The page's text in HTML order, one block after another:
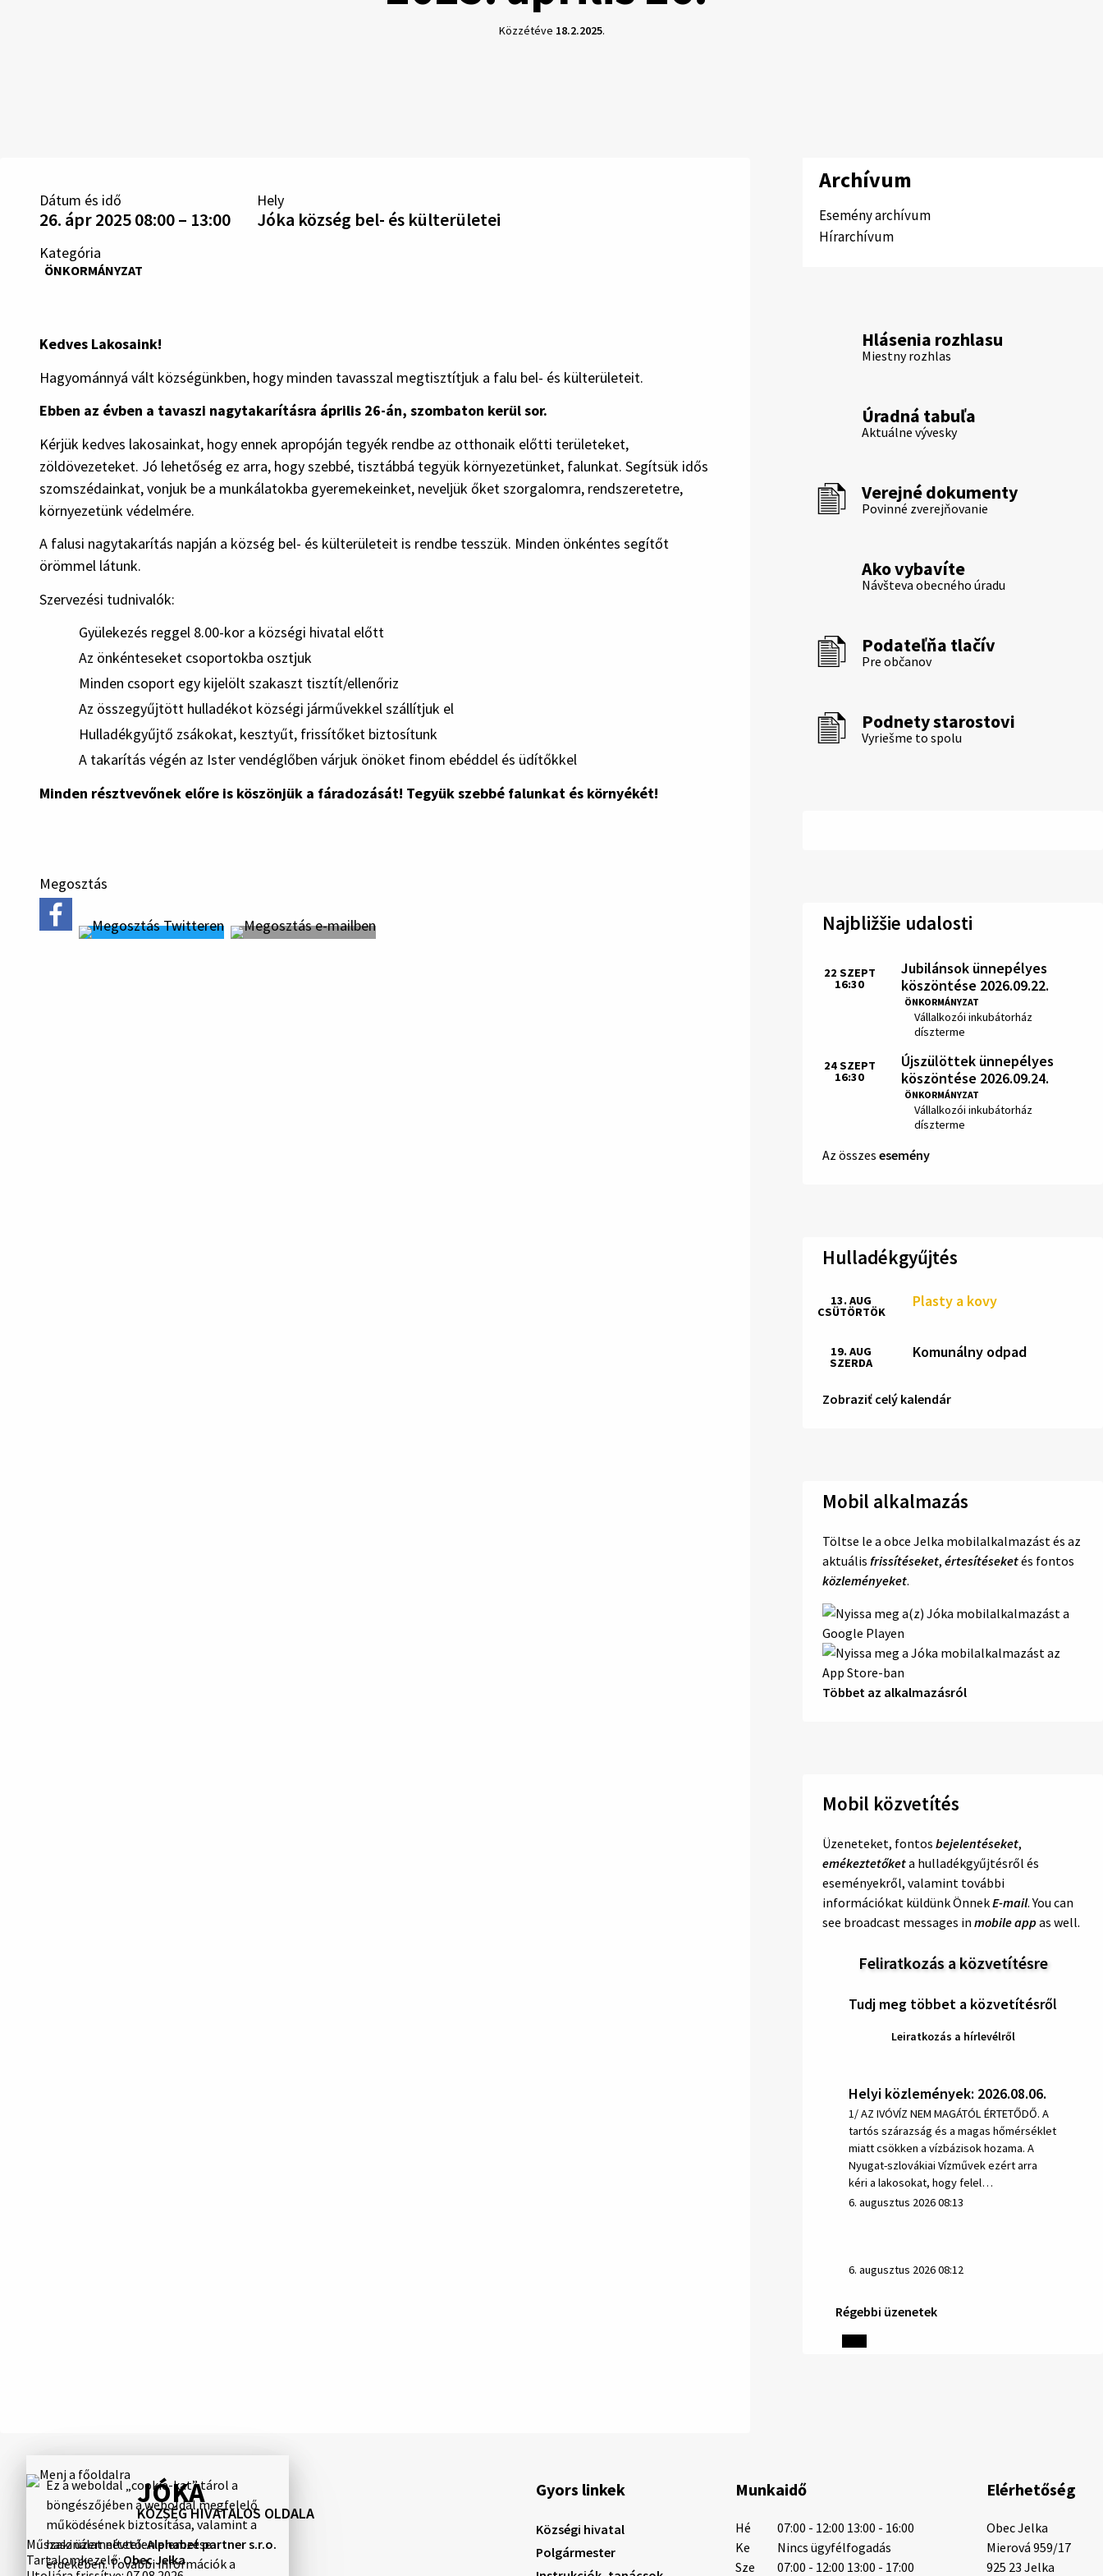
Ez a weboldal „cookie-kat” tárol a
böngészőjében a weboldal megfelelő
működésének biztosítása, valamint a
használat névtelen elemzése
érdekében. További információk a
Közzétéve 18.2.2025.
Dátum és idő
26. ápr 2025 08:00 – 13:00
Hely
Jóka község bel- és külterületei
Kategória
ÖNKORMÁNYZAT
Kedves Lakosaink!
Hagyománnyá vált községünkben, hogy minden tavasszal megtisztítjuk a falu bel- és külterületeit.
Ebben az évben a tavaszi nagytakarításra április 26-án, szombaton kerül sor.
Kérjük kedves lakosainkat, hogy ennek apropóján tegyék rendbe az otthonaik előtti területeket,
zöldövezeteket. Jó lehetőség ez arra, hogy szebbé, tisztábbá tegyük környezetünket, falunkat. Segítsük idős
szomszédainkat, vonjuk be a munkálatokba gyeremekeinket, neveljük őket szorgalomra, rendszeretetre,
környezetünk védelmére.
A falusi nagytakarítás napján a község bel- és külterületeit is rendbe tesszük. Minden önkéntes segítőt
örömmel látunk.
Szervezési tudnivalók:
Gyülekezés reggel 8.00-kor a községi hivatal előtt
Az önkénteseket csoportokba osztjuk
Minden csoport egy kijelölt szakaszt tisztít/ellenőriz
Az összegyűjtött hulladékot községi járművekkel szállítjuk el
Hulladékgyűjtő zsákokat, kesztyűt, frissítőket biztosítunk
A takarítás végén az Ister vendéglőben várjuk önöket finom ebéddel és üdítőkkel
Minden résztvevőnek előre is köszönjük a fáradozását! Tegyük szebbé falunkat és környékét!
Megosztás
Archívum
Esemény archívum
Hírarchívum
Hlásenia rozhlasu
Miestny rozhlas
Úradná tabuľa
Aktuálne vývesky
Verejné dokumenty
Povinné zverejňovanie
Ako vybavíte
Návšteva obecného úradu
Podateľňa tlačív
Pre občanov
Podnety starostovi
Vyriešme to spolu
Najbližšie udalosti
Jubilánsok ünnepélyes
köszöntése 2026.09.22.
ÖNKORMÁNYZAT
Hely:
Vállalkozói inkubátorház
díszterme
Idő:
22 SZEPT
16:30
Újszülöttek ünnepélyes
köszöntése 2026.09.24.
ÖNKORMÁNYZAT
Hely:
Vállalkozói inkubátorház
díszterme
Idő:
24SZEPT
16:30
Az összes esemény
Hulladékgyűjtés
Plasty a kovy
13. AUG
CSÜTÖRTÖK
Komunálny odpad
19. AUG
SZERDA
Zobraziť celý kalendár
Mobil alkalmazás
Töltse le a obce Jelka mobilalkalmazást és az
aktuális frissítéseket, értesítéseketés fontos
közleményeket.
Többet az alkalmazásról
Mobil közvetítés
Üzeneteket, fontos bejelentéseket,
emékeztetőketa hulladékgyűjtésről és
eseményekről, valamint további
információkat küldünk ÖnnekE-mail. You can
see broadcast messages in mobile app as well.
Feliratkozás a közvetítésre
Tudj meg többet a közvetítésről
Leiratkozás a hírlevélről
Helyi közlemények: 2026.08.06.
1/ AZ IVÓVÍZ NEM MAGÁTÓL ÉRTETŐDŐ. A
tartós szárazság és a magas hőmérséklet
miatt csökken a vízbázisok hozama. A
Nyugat-szlovákiai Vízművek ezért arra
kéri a lakosokat, hogy felel…
6. augusztus 2026 08:13
6. augusztus 2026 08:12
Helyi közlemények: 2026.08.05.
Régebbi üzenetek
JÓKA
KÖZSÉG HIVATALOS OLDALA
Műszaki üzemeltető:Alphabet partner s.r.o.
Tartalomkezelő:Obec Jelka
Gyors linkek
Községi hivatal
Polgármester
Munkaidő
Hé
07:00 - 12:00 13:00 - 16:00
Ke
Nincs ügyfélfogadás
Sze
07:00 - 12:00 13:00 - 17:00
Elérhetőség
Obec Jelka
Mierová 959/17
925 23 Jelka